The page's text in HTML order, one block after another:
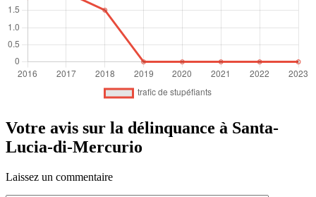
Votre avis sur la délinquance à Santa-
Lucia-di-Mercurio
Laissez un commentaire